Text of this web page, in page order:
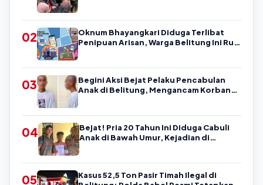
02
Oknum Bhayangkari Diduga Terlibat
Penipuan Arisan, Warga Belitung Ini Rugi
03
Begini Aksi Bejat Pelaku Pencabulan
Anak di Belitung, Mengancam Korban
04
Bejat! Pria 20 Tahun Ini Diduga Cabuli
Anak di Bawah Umur, Kejadian di
05
Kasus 52,5 Ton Pasir Timah Ilegal di